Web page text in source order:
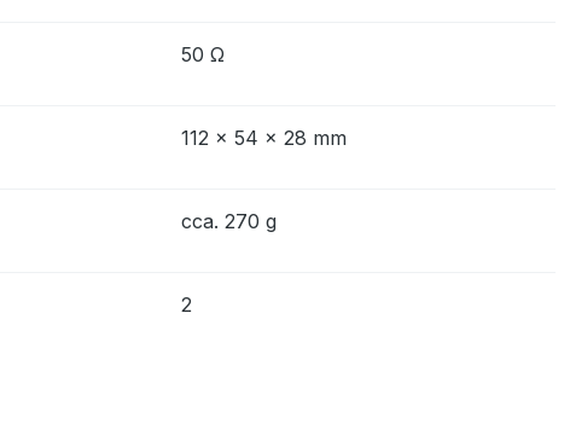
50 Ω
112 x 54 x 28 mm
cca. 270 g
2